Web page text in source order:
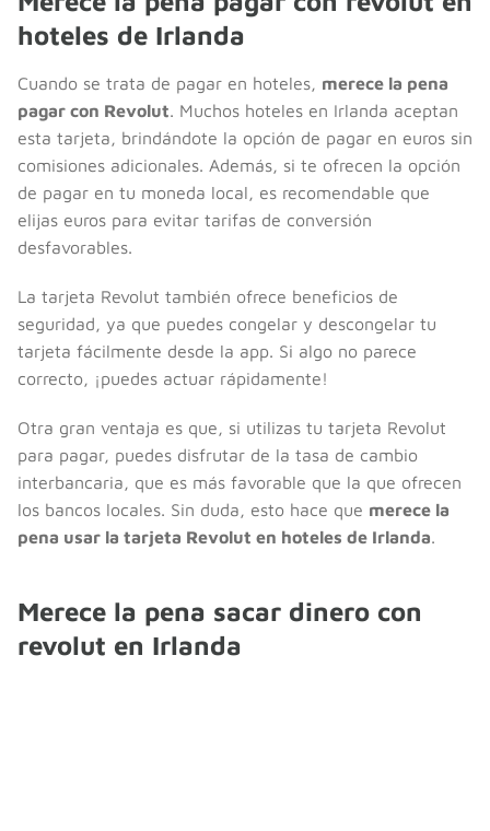
hoteles de Irlanda
Cuando se trata de pagar en hoteles, merece la pena
pagar con Revolut. Muchos hoteles en Irlanda aceptan
esta tarjeta, brindándote la opción de pagar en euros sin
comisiones adicionales. Además, si te ofrecen la opción
de pagar en tu moneda local, es recomendable que
elijas euros para evitar tarifas de conversión
desfavorables.
La tarjeta Revolut también ofrece beneficios de
seguridad, ya que puedes congelar y descongelar tu
tarjeta fácilmente desde la app. Si algo no parece
correcto, ¡puedes actuar rápidamente!
Otra gran ventaja es que, si utilizas tu tarjeta Revolut
para pagar, puedes disfrutar de la tasa de cambio
interbancaria, que es más favorable que la que ofrecen
los bancos locales. Sin duda, esto hace que merece la
pena usar la tarjeta Revolut en hoteles de Irlanda.
Merece la pena sacar dinero con
revolut en Irlanda